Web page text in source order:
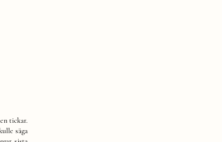
tickar.
säga